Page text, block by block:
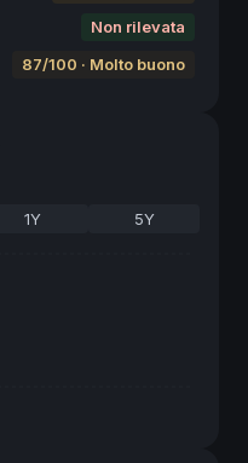
Non rilevata
87/100 · Molto buono
1Y 5Y